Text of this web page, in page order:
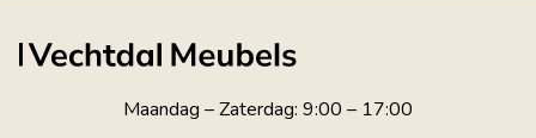
Maandag – Zaterdag: 9:00 – 17:00